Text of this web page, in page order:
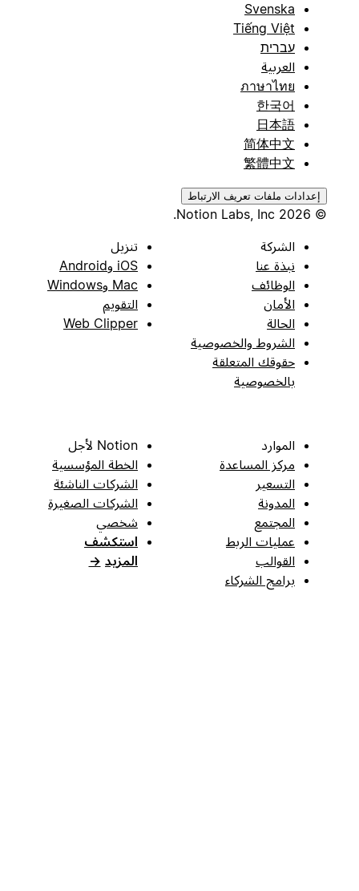
Svenska
Tiếng Việt
עברית
العربية
ภาษาไทย
한국어
日本語
简体中文
繁體中文
إعدادات ملفات تعريف الارتباط
الشركة
نبذة عنا
الوظائف
الأمان
الحالة
الشروط والخصوصية
حقوقك المتعلقة
بالخصوصية
تنزيل
iOS وAndroid
Mac وWindows
التقويم
Web Clipper
الموارد
مركز المساعدة
التسعير
المدونة
المجتمع
عمليات الربط
القوالب
برامج الشركاء
Notion لأجل
الخطة المؤسسية
الشركات الناشئة
الشركات الصغيرة
شخصي
استكشف
المزيد →